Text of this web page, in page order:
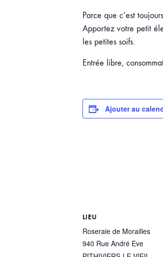
Parce que c’est
Apportez votre petit
les petites soifs.
Entrée libre,
Ajouter au
LIEU
Roseraie de Morailles
940 Rue André Eve